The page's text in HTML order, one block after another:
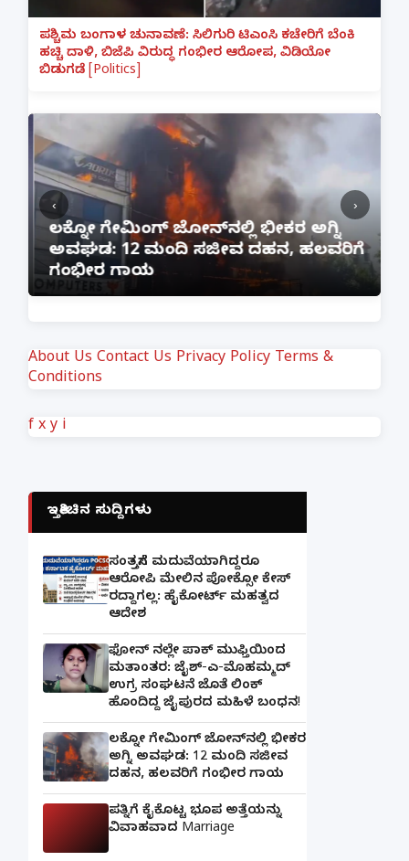
ಪಶ್ಚಿಮ ಬಂಗಾಳ ಚುನಾವಣೆ: ಸಿಲಿಗುರಿ ಟಿಎಂಸಿ ಕಚೇರಿಗೆ ಬೆಂಕಿ
ಹಚ್ಚಿ ದಾಳಿ, ಬಿಜೆಪಿ ವಿರುದ್ಧ ಗಂಭೀರ ಆರೋಪ, ವಿಡಿಯೋ
ಬಿಡುಗಡೆ [Politics]
ಲಕ್ನೋ ಗೇಮಿಂಗ್ ಜೋನ್‌ನಲ್ಲಿ ಭೀಕರ ಅಗ್ನಿ
ಅವಘಡ: 12 ಮಂದಿ ಸಜೀವ ದಹನ, ಹಲವರಿಗೆ
ಗಂಭೀರ ಗಾಯ
‹ ›
About Us Contact Us Privacy Policy Terms &
Conditions
f x y i
ಇತ್ತೀಚಿನ ಸುದ್ದಿಗಳು
ಸಂತ್ರಸ್ತೆಗೆ ಮದುವೆಯಾಗಿದ್ದರೂ
ಆರೋಪಿ ಮೇಲಿನ ಪೋಕ್ಸೋ ಕೇಸ್
ರದ್ದಾಗಲ್ಲ: ಹೈಕೋರ್ಟ್ ಮಹತ್ವದ
ಆದೇಶ
ಫೋನ್ ನಲ್ಲೇ ಪಾಕ್ ಮುಫ್ತಿಯಿಂದ
ಮತಾಂತರ: ಜೈಶ್-ಎ-ಮೊಹಮ್ಮದ್
ಉಗ್ರ ಸಂಘಟನೆ ಜೊತೆ ಲಿಂಕ್
ಹೊಂದಿದ್ದ ಜೈಪುರದ ಮಹಿಳೆ ಬಂಧನ!
ಲಕ್ನೋ ಗೇಮಿಂಗ್ ಜೋನ್‌ನಲ್ಲಿ ಭೀಕರ
ಅಗ್ನಿ ಅವಘಡ: 12 ಮಂದಿ ಸಜೀವ
ದಹನ, ಹಲವರಿಗೆ ಗಂಭೀರ ಗಾಯ
ಪತ್ನಿಗೆ ಕೈಕೊಟ್ಟ ಭೂಪ ಅತ್ತೆಯನ್ನು
ವಿವಾಹವಾದ Marriage